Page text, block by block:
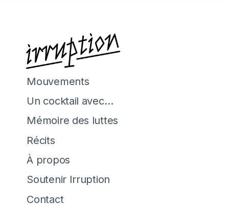
Mouvements
Un cocktail avec…
Mémoire des luttes
Récits
À propos
Soutenir Irruption
Contact